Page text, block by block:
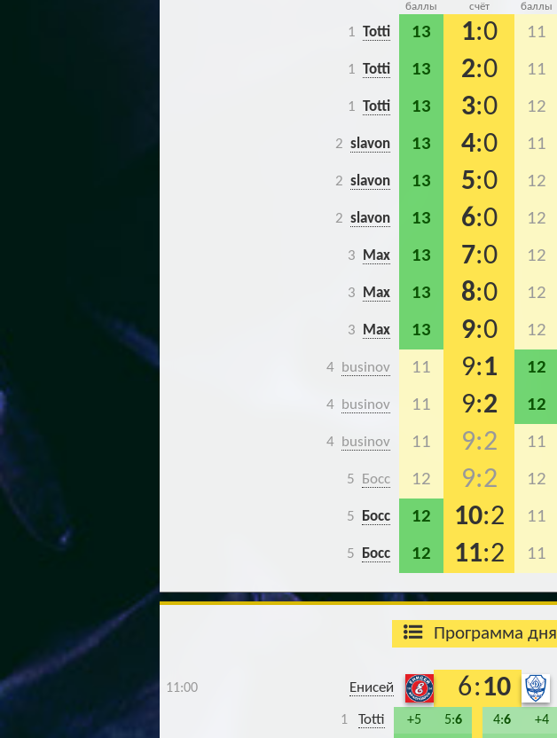
баллы счёт баллы
1 Totti 13 1:0 11
1 Totti 13 2:0 11
1 Totti 13 3:0 12
2 slavon 13 4:0 11
2 slavon 13 5:0 12
2 slavon 13 6:0 12
3 Max 13 7:0 12
3 Max 13 8:0 12
3 Max 13 9:0 12
4 businov 11 9:1 12
4 businov 11 9:2 12
4 businov 11 9:2 11
5 Босс 12 9:2 12
5 Босс 12 10:2 11
5 Босс 12 11:2 11
Программа дня
11:00 Енисей 6:10
1 Totti +5 5:6 4:6 +4